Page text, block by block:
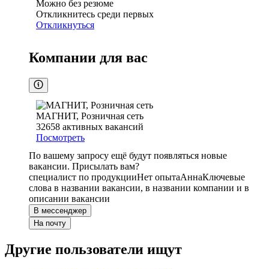
Можно без резюме
Откликнитесь среди первых
Откликнуться
Компании для вас
МАГНИТ, Розничная сеть
32658 активных вакансий
Посмотреть
По вашему запросу ещё будут появляться новые
вакансии. Присылать вам?
специалист по продукцииНет опытаАннаКлючевые
слова в названии вакансии, в названии компании и в
описании вакансии
В мессенджер
На почту
Другие пользователи ищут